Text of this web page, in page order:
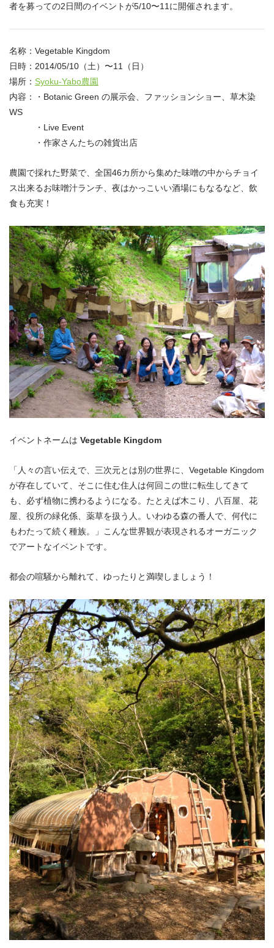
者を募っての2日間のイベントが5/10〜11に開催されます。
名称：Vegetable Kingdom
日時：2014/05/10（土）〜11（日）
場所： Syoku-Yabo農園
内容：・Botanic Green の展示会、ファッションショー、草木染
WS
・Live Event
・作家さんたちの雑貨出店
農園で採れた野菜で、全国46カ所から集めた味噌の中からチョイ
ス出来るお味噌汁ランチ、夜はかっこいい酒場にもなるなど、飲
食も充実！
イベントネームは Vegetable Kingdom
「人々の言い伝えで、三次元とは別の世界に、Vegetable Kingdom
が存在していて、そこに住む住人は何回この世に転生してきて
も、必ず植物に携わるようになる。たとえば木こり、八百屋、花
屋、役所の緑化係、薬草を扱う人。いわゆる森の番人で、何代に
もわたって続く種族。」こんな世界観が表現されるオーガニック
でアートなイベントです。
都会の喧騒から離れて、ゆったりと満喫しましょう！